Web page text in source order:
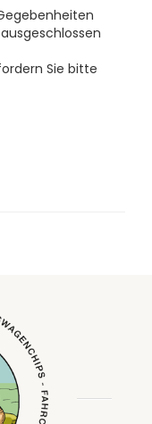
Sie bitte